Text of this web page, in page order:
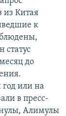
из Китая
к
статус
до
год или на
в пресс-
Алимулы